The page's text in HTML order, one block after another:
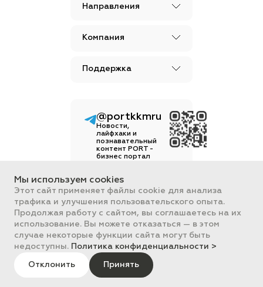
Направления
Компания
Поддержка
Вся информация, размещенная на
сайте, носит ознакомительный
характер и не является
публичной офертой,
определяемой положениями
Статьи 437 ГК РФ.
Все цены на сайте указаны с НДС.
ООО "ПОРТ" ИНН 2461018892,
ОГРН 1022401953496
ПОРТ 2011-2026
Политика обработки данных
@portkkmru
Новости,
лайфхаки и
познавательный
контент PORT -
бизнес портал
Мы используем cookies
Этот сайт применяет файлы cookie для анализа
трафика и улучшения пользовательского опыта.
Продолжая работу с сайтом, вы соглашаетесь на их
использование. Вы можете отказаться — в этом
случае некоторые функции сайта могут быть
недоступны. Политика конфиденциальности >
Отклонить Принять